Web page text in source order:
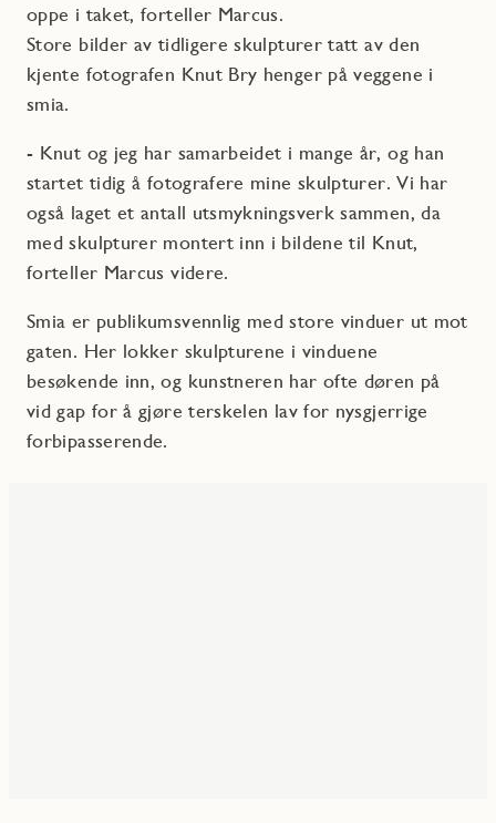
oppe i taket, forteller Marcus.
Store bilder av tidligere skulpturer tatt av den
kjente fotografen Knut Bry henger på veggene i
smia.
- Knut og jeg har samarbeidet i mange år, og han
startet tidig å fotografere mine skulpturer. Vi har
også laget et antall utsmykningsverk sammen, da
med skulpturer montert inn i bildene til Knut,
forteller Marcus videre.
Smia er publikumsvennlig med store vinduer ut mot
gaten. Her lokker skulpturene i vinduene
besøkende inn, og kunstneren har ofte døren på
vid gap for å gjøre terskelen lav for nysgjerrige
forbipasserende.